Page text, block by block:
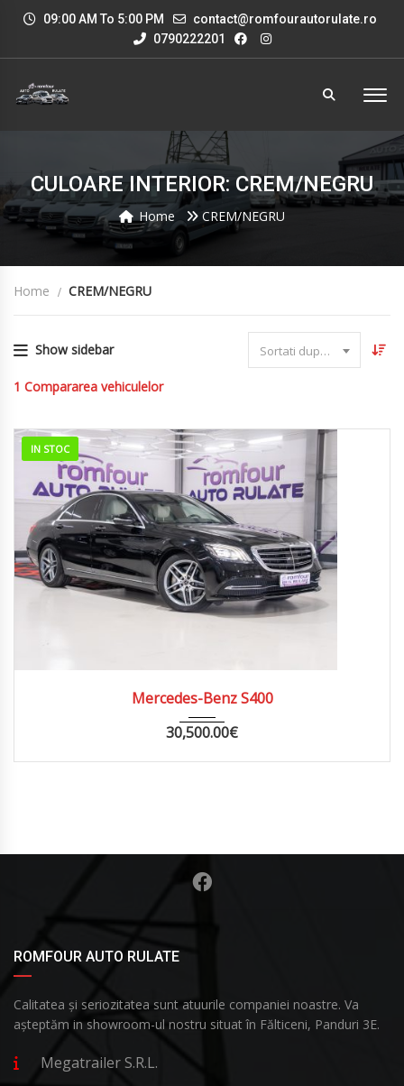
09:00 AM To 5:00 PM
contact@romfourautorulate.ro
0790222201
CULOARE INTERIOR: CREM/NEGRU
Home CREM/NEGRU
Home CREM/NEGRU
Show sidebar Sortati dupa data
1 Compararea vehiculelor
IN STOC
Mercedes-Benz S400
30,500.00€
ROMFOUR AUTO RULATE
Calitatea și seriozitatea sunt atuurile companiei noastre. Va
așteptăm in showroom-ul nostru situat în Fălticeni, Panduri 3E.
Megatrailer S.R.L.